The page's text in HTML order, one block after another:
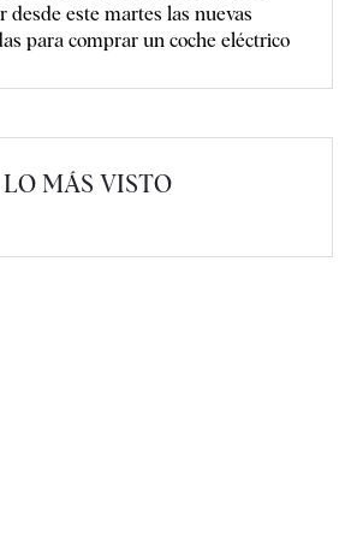
desde este martes las nuevas
para comprar un coche eléctrico
LO MÁS VISTO